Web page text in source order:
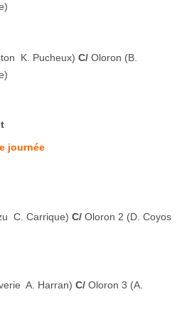
 K. Pucheux)C/Oloron (B.
t
journée
 C. Carrique)C/Oloron 2 (D. Coyos
 A. Harran)C/ Oloron 3 (A.